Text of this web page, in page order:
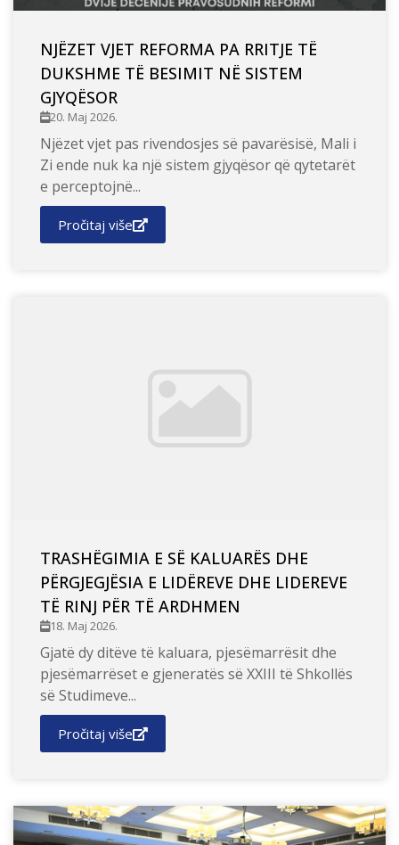
NJËZET VJET REFORMA PA RRITJE TË
DUKSHME TË BESIMIT NË SISTEM
GJYQËSOR
20. Maj 2026.
Njëzet vjet pas rivendosjes së pavarësisë, Mali i
Zi ende nuk ka një sistem gjyqësor që qytetarët
e perceptojnë...
Pročitaj više
TRASHËGIMIA E SË KALUARËS DHE
PËRGJEGJËSIA E LIDËREVE DHE LIDEREVE
TË RINJ PËR TË ARDHMEN
18. Maj 2026.
Gjatë dy ditëve të kaluara, pjesëmarrësit dhe
pjesëmarrëset e gjeneratës së XXIII të Shkollës
së Studimeve...
Pročitaj više